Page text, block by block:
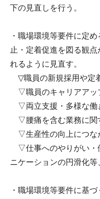
下の見直しを行う。
・職場環境等要件に定
止・定着促進を図る観
れるように見直す。
▽職員の新規採用や定
▽職員のキャリアアッ
▽両立支援・多様な働
▽腰痛を含む業務に関
▽生産性の向上につな
▽仕事へのやりがい・
ニケーションの円滑化
・職場環境等要件に基